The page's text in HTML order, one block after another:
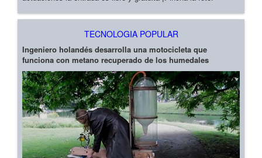
TECNOLOGIA POPULAR
Ingeniero holandés desarrolla una motocicleta que
funciona con metano recuperado de los humedales